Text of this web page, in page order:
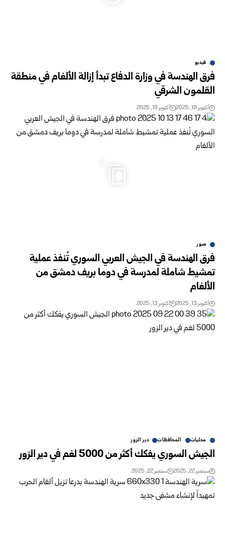
فيديو
فرق الهندسة في وزارة الدفاع تبدأ إزالة الألغام في منطقة
القلمون الشرقي
أكتوبر 19, 2025 أكتوبر 19, 2025
صور
فرق الهندسة في الجيش العربي السوري تُنفذ عملية
تمشيط شاملة لمدرسة في دوما بريف دمشق من
الألغام
أكتوبر 13, 2025 أكتوبر 13, 2025
محليات المحافظات دير الزور
الجيش السوري يفكك أكثر من 5000 لغم في دير الزور
سبتمبر 22, 2025 سبتمبر 22, 2025